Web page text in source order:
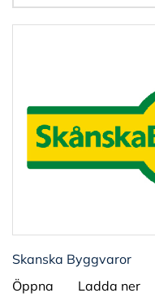
Skanska Byggvaror
Öppna
Ladda ner